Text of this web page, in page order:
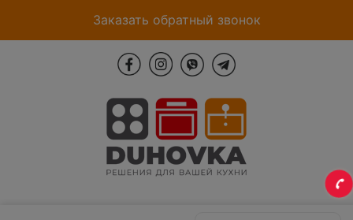
Заказать обратный звонок